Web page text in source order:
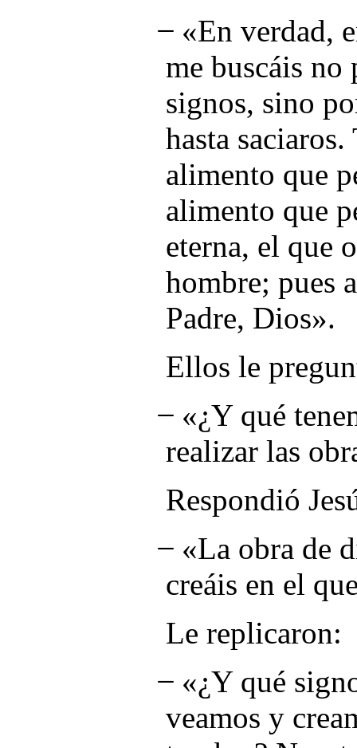
«En verdad,
me buscáis no
signos, sino
hasta
alimento que
alimento que
eterna, el que
hombre; pues
Padre, Dios».
Ellos le
«¿Y qué
realizar las
Respondió
«La obra de
creáis en el
Le replicaron:
«¿Y qué
veamos y